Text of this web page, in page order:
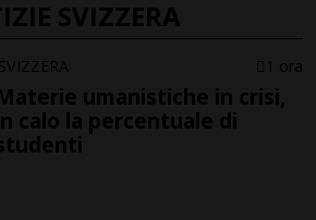
SVIZZERA
SVIZZERA 1 ora
umanistiche in crisi,
calo la percentuale di